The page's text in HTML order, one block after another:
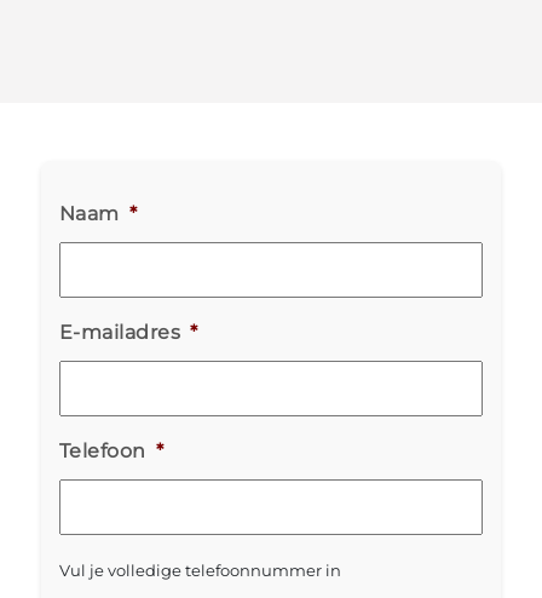
Naam *
E-mailadres *
Telefoon *
Vul je volledige telefoonnummer in